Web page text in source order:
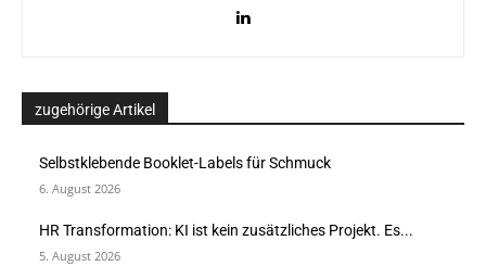
zugehörige Artikel
Selbstklebende Booklet-Labels für Schmuck
6. August 2026
HR Transformation: KI ist kein zusätzliches Projekt. Es...
5. August 2026